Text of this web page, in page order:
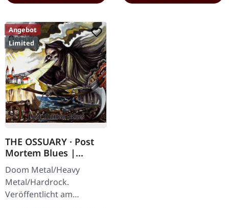
Angebot
Limited
THE OSSUARY · Post
Mortem Blues |
DIGIPAK CD
Doom Metal/Heavy
Metal/Hardrock.
Veröffentlicht am